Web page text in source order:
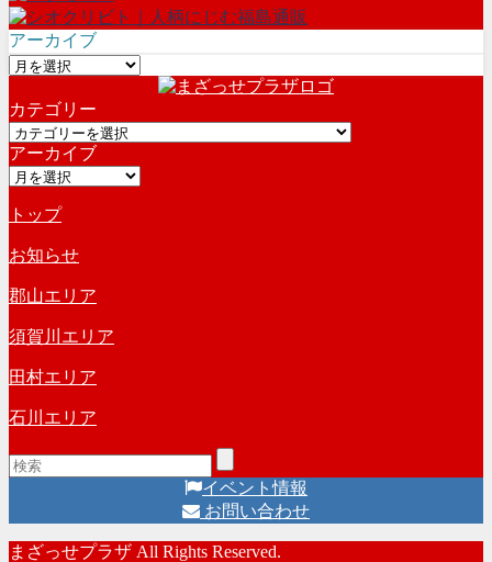
アーカイブ
ア
カ
イ
ブ
カテゴリー
カ
テ
ゴ
ー
アーカイブ
ア
カ
イ
ブ
トップ
お知らせ
郡山エリア
須賀川エリア
田村エリア
石川エリア
イベント情報
お問い合わせ
まざっせプラザ All Rights Reserved.